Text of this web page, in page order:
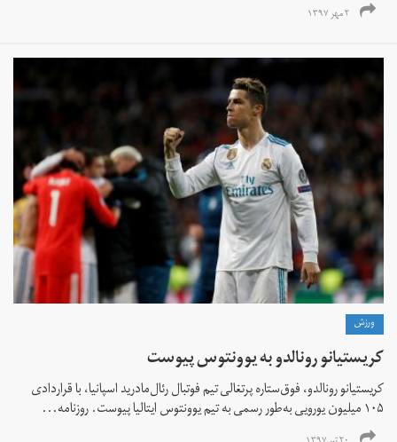
۲ مهر ۱۳۹۷
ورزش
کریستیانو رونالدو به یوونتوس پیوست
کریستیانو رونالدو، فوق‌ستاره پرتغالی تیم فوتبال رئال‌مادرید اسپانیا، با قراردادی
۱۰۵ میلیون یورویی به‌طور رسمی به تیم یوونتوس ایتالیا پیوست. روزنامه...